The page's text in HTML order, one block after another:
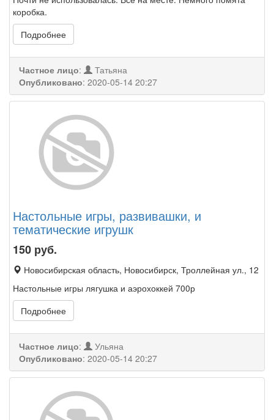
коробка.
Подробнее
Частное лицо:
Татьяна
Опубликовано: 2020-05-14 20:27
Настольные игры, развивашки, и
тематические игрушк
150 руб.
Новосибирская область, Новосибирск, Троллейная ул., 12
Настольные игры лягушка и аэрохоккей 700р
Подробнее
Частное лицо:
Ульяна
Опубликовано: 2020-05-14 20:27